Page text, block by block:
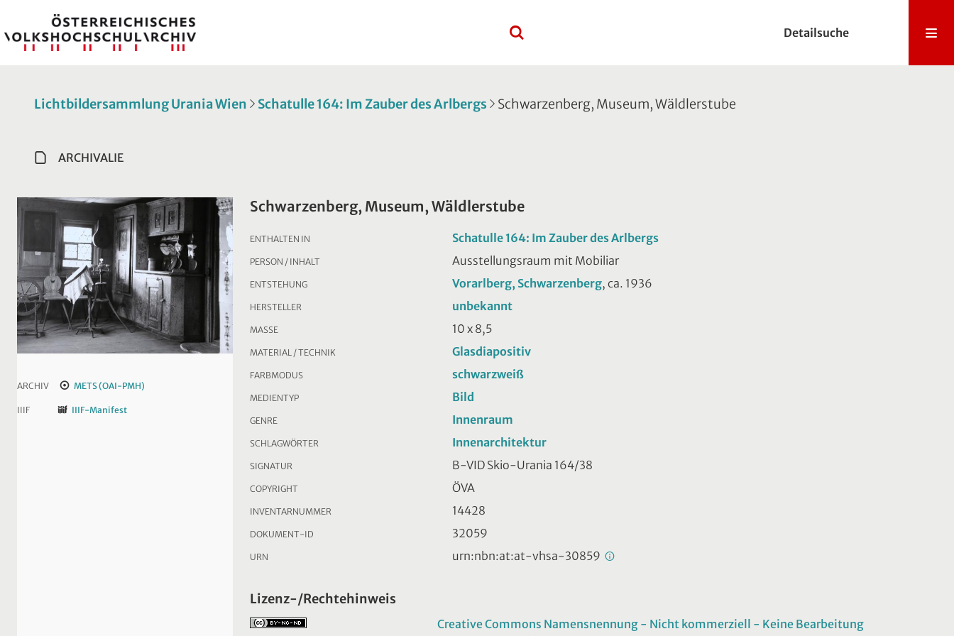
Detailsuche
Lichtbildersammlung Urania Wien Schatulle 164: Im Zauber des Arlbergs Schwarzenberg, Museum, Wäldlerstube
ARCHIVALIE
ARCHIV METS (OAI-PMH)
IIIF IIIF-Manifest
Schwarzenberg, Museum, Wäldlerstube
ENTHALTEN IN Schatulle 164: Im Zauber des Arlbergs
PERSON / INHALT Ausstellungsraum mit Mobiliar
ENTSTEHUNG Vorarlberg, Schwarzenberg, ca. 1936
HERSTELLER unbekannt
MASSE 10 x 8,5
MATERIAL / TECHNIK Glasdiapositiv
FARBMODUS schwarzweiß
MEDIENTYP Bild
GENRE Innenraum
SCHLAGWÖRTER Innenarchitektur
SIGNATUR B-VID Skio-Urania 164/38
COPYRIGHT ÖVA
INVENTARNUMMER 14428
DOKUMENT-ID 32059
URN urn:nbn:at:at-vhsa-30859
Lizenz-/Rechtehinweis
Creative Commons Namensnennung - Nicht kommerziell - Keine Bearbeitung